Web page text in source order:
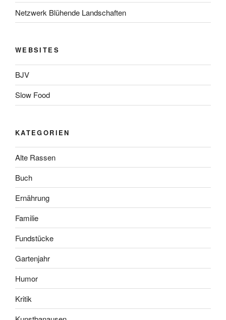
Netzwerk Blühende Landschaften
WEBSITES
BJV
Slow Food
KATEGORIEN
Alte Rassen
Buch
Ernährung
Familie
Fundstücke
Gartenjahr
Humor
Kritik